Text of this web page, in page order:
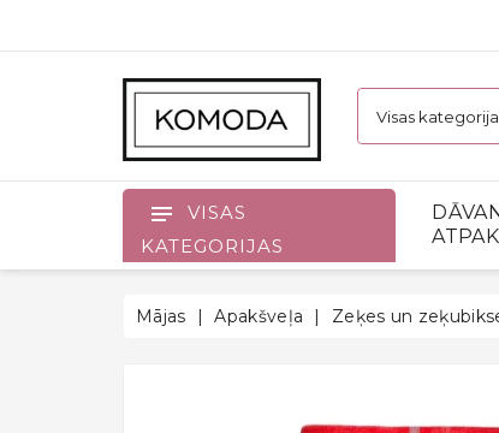
VISAS
KATEGORIJAS
Mājas Apakšveļa Zeķes un